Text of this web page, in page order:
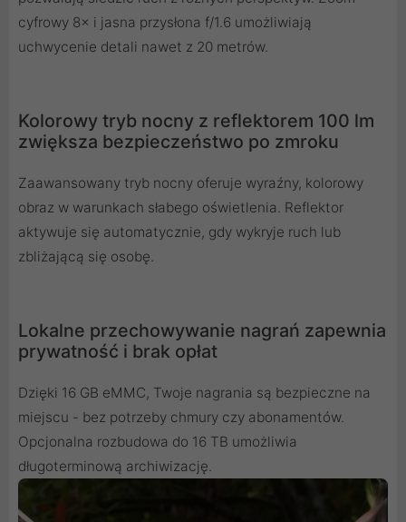
cyfrowy 8× i jasna przysłona f/1.6 umożliwiają
uchwycenie detali nawet z 20 metrów.
Kolorowy tryb nocny z reflektorem 100 lm
zwiększa bezpieczeństwo po zmroku
Zaawansowany tryb nocny oferuje wyraźny, kolorowy
obraz w warunkach słabego oświetlenia. Reflektor
aktywuje się automatycznie, gdy wykryje ruch lub
zbliżającą się osobę.
Lokalne przechowywanie nagrań zapewnia
prywatność i brak opłat
Dzięki 16 GB eMMC, Twoje nagrania są bezpieczne na
miejscu - bez potrzeby chmury czy abonamentów.
Opcjonalna rozbudowa do 16 TB umożliwia
długoterminową archiwizację.